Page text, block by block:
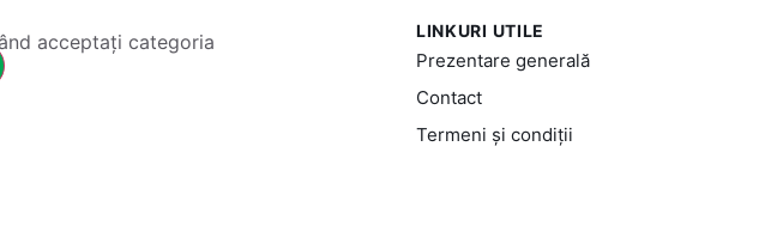
LINKURI UTILE
Prezentare generală
Contact
Termeni și condiții